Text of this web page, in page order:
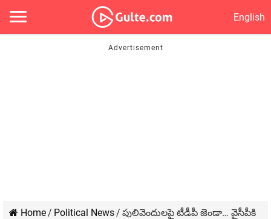
English
Home/ Political News/ పులివెందులపై టీడీపీ జెండా… వైసీపీకి